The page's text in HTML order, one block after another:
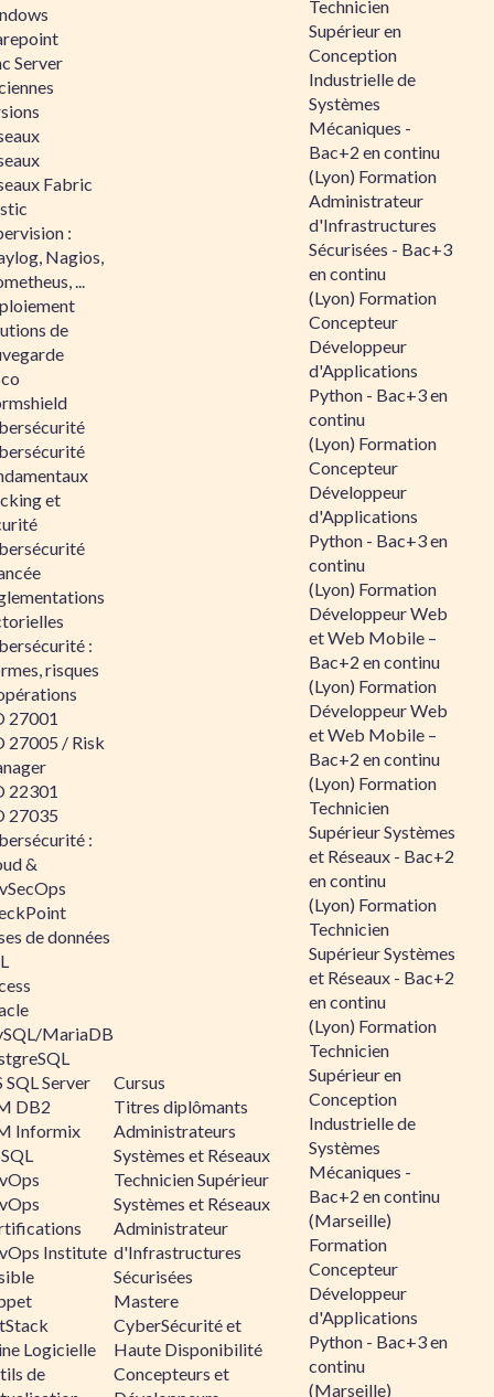
Server
Fabric
:
Nagios,
...
de
et
:
risques
27001
27005 / Risk
22301
27035
:
&
de données
MariaDB
SQL Server
DB2
Informix
Institute
Logicielle
de
Cursus
Titres diplômants
Administrateurs
Systèmes et Réseaux
Technicien Supérieur
Systèmes et Réseaux
Administrateur
d'Infrastructures
Sécurisées
Mastere
CyberSécurité et
Haute Disponibilité
Concepteurs et
Technicien
Supérieur en
Conception
Industrielle de
Systèmes
Mécaniques -
Bac+2 en continu
(Lyon) Formation
Administrateur
d'Infrastructures
Sécurisées - Bac+3
en continu
(Lyon) Formation
Concepteur
Développeur
d'Applications
Python - Bac+3 en
continu
(Lyon) Formation
Concepteur
Développeur
d'Applications
Python - Bac+3 en
continu
(Lyon) Formation
Développeur Web
et Web Mobile –
Bac+2 en continu
(Lyon) Formation
Développeur Web
et Web Mobile –
Bac+2 en continu
(Lyon) Formation
Technicien
Supérieur Systèmes
et Réseaux - Bac+2
en continu
(Lyon) Formation
Technicien
Supérieur Systèmes
et Réseaux - Bac+2
en continu
(Lyon) Formation
Technicien
Supérieur en
Conception
Industrielle de
Systèmes
Mécaniques -
Bac+2 en continu
(Marseille)
Formation
Concepteur
Développeur
d'Applications
Python - Bac+3 en
continu
(Marseille)